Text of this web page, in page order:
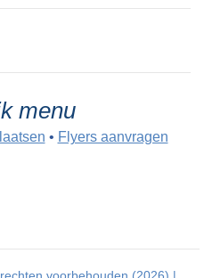
by Yme Keimpes
menu
• Flyers aanvragen